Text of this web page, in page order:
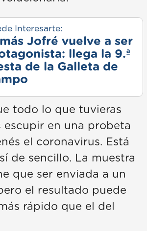
Interesarte:
Jofré vuelve a ser
llega la 9.ª
de la Galleta de
todo lo que tuvieras
escupir en una probeta
el coronavirus. Está
de sencillo. La muestra
que ser enviada a un
el resultado puede
rápido que el del